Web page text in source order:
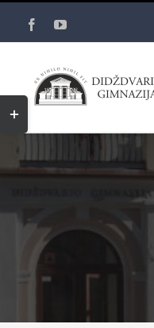
FacebookYouTube
Toggle
Sliding